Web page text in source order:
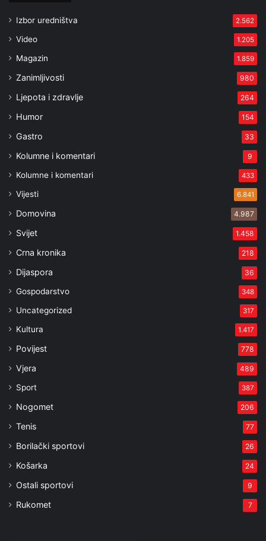
Izbor uredništva 2.562
Video 1.205
Magazin 1.859
Zanimljivosti 980
Ljepota i zdravlje 264
Humor 154
Gastro 33
Kolumne i komentari 9
Kolumne i komentari 433
Vijesti 6.841
Domovina 4.987
Svijet 1.458
Crna kronika 218
Dijaspora 36
Gospodarstvo 348
Uncategorized 317
Kultura 1.417
Povijest 778
Vjera 489
Sport 387
Nogomet 206
Tenis 77
Borilački sportovi 26
Košarka 24
Ostali sportovi 9
Rukomet 7